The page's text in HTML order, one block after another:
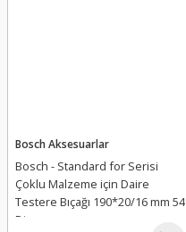
Bosch Aksesuarlar
Bosch - Standard for Serisi
Çoklu Malzeme için Daire
Testere Bıçağı 190*20/16 mm 54
Diş